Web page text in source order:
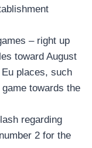
– right up
toward August
places, such
towards the
regarding
2 for the